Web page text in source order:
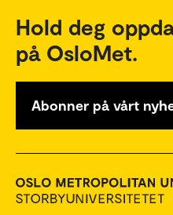
Hold deg
på OsloMet.
Abonner på vårt